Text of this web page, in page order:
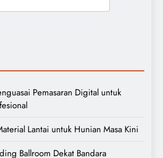
Pemasaran Digital untuk
Lantai untuk Hunian Masa Kini
Ballroom Dekat Bandara